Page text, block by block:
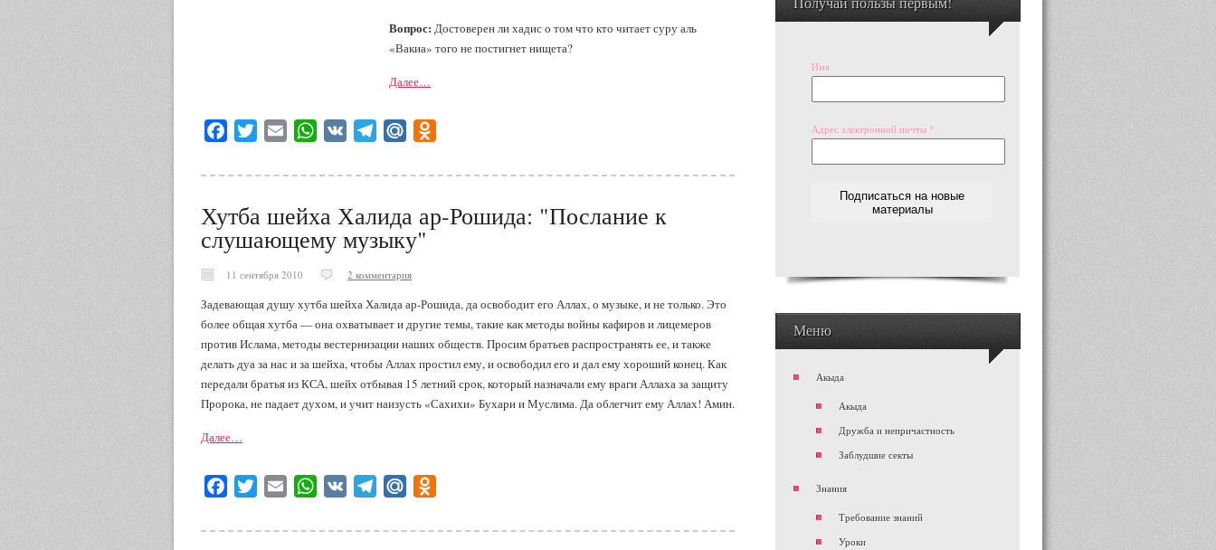
Вопрос: Достоверен ли хадис о том что кто читает суру аль
«Вакиа» того не постигнет нищета?
Далее…
Facebook
Twitter Email WhatsApp
VK TelegramMail.Ru
Хутба шейха Халида ар-Рошида: "Послание к
слушающему музыку"
11 сентября 2010 2 комментария
Задевающая душу хутба шейха Халида ар-Рошида, да освободит его Аллах, о музыке, и не только. Это
более общая хутба — она охватывает и другие темы, такие как методы войны кафиров и лицемеров
против Ислама, методы вестернизации наших обществ. Просим братьев распространять ее, и также
делать дуа за нас и за шейха, чтобы Аллах простил ему, и освободил его и дал ему хороший конец. Как
передали братья из КСА, шейх отбывая 15 летний срок, который назначали ему враги Аллаха за защиту
Пророка, не падает духом, и учит наизусть «Сахихи» Бухари и Муслима. Да облегчит ему Аллах! Амин.
Далее…
Facebook
Twitter Email WhatsApp
VK TelegramMail.Ru
Имя
Адрес электронной почты *
Меню
Акыда
Акыда
Дружба и непричастность
Заблудшие секты
Знания
Требование знаний
Уроки